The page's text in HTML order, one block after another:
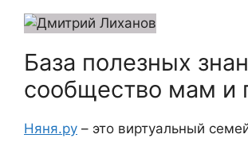
База полезных
сообщество мам и
Няня.ру – это виртуальный